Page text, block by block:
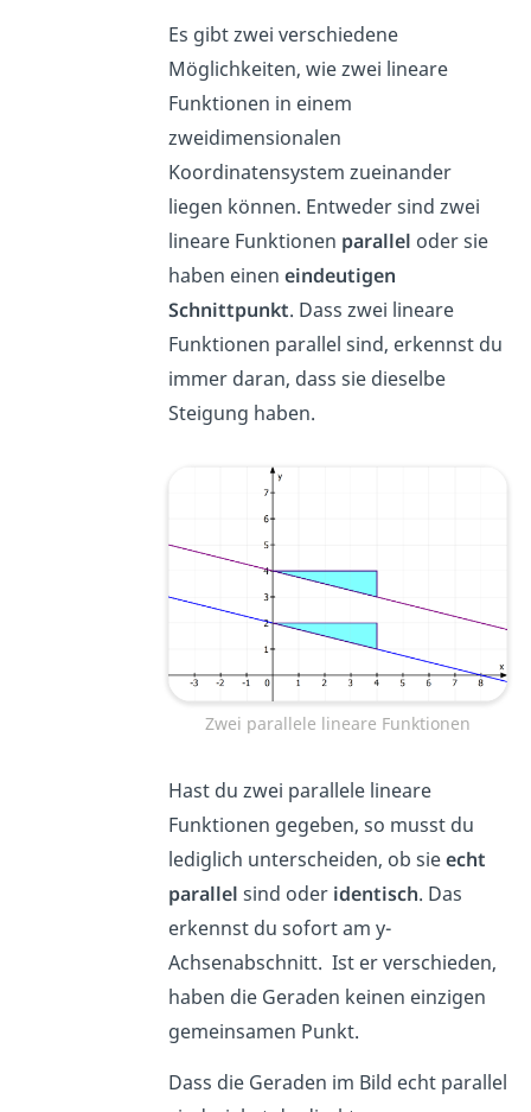
Es gibt zwei verschiedene
Möglichkeiten, wie zwei lineare
Funktionen in einem
zweidimensionalen
Koordinatensystem zueinander
liegen können. Entweder sind zwei
lineare Funktionen parallel oder sie
haben einen eindeutigen
Schnittpunkt. Dass zwei lineare
Funktionen parallel sind, erkennst du
immer daran, dass sie dieselbe
Steigung haben.
Zwei parallele lineare Funktionen
Hast du zwei parallele lineare
Funktionen gegeben, so musst du
lediglich unterscheiden, ob sieecht
parallel sind oder identisch. Das
erkennst du sofort am y-
Achsenabschnitt. Ist er verschieden,
haben die Geraden keinen einzigen
gemeinsamen Punkt.
Dass die Geraden im Bild echt parallel